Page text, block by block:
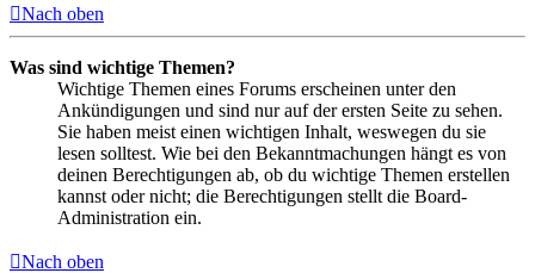
Nach oben
Was sind wichtige Themen?
Wichtige Themen eines Forums erscheinen unter den
Ankündigungen und sind nur auf der ersten Seite zu sehen.
Sie haben meist einen wichtigen Inhalt, weswegen du sie
lesen solltest. Wie bei den Bekanntmachungen hängt es von
deinen Berechtigungen ab, ob du wichtige Themen erstellen
kannst oder nicht; die Berechtigungen stellt die Board-
Administration ein.
Nach oben